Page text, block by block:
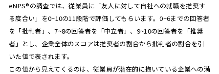
eNPS®の調査では、従業員に「友人に対して自社への就職を推奨す
る度合い」を0~10の11段階で評価してもらいます。0~6までの回答者
を「批判者」、7~8の回答者を「中立者」、9~10の回答者を「推奨
者」とし、企業全体のスコアは推奨者の割合から批判者の割合を引
いた値で表されます。
この値から見えてくるのは、従業員が潜在的に抱いている企業への満